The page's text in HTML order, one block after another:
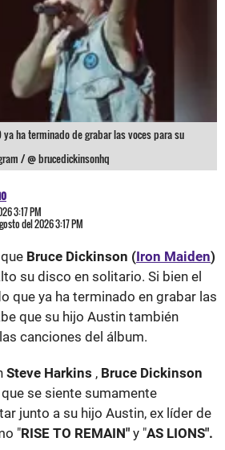
ya ha terminado de grabar las voces para su
/ @ brucedickinsonhq
3:17 PM
del 2026 3:17 PM
Bruce Dickinson (Iron Maiden)
su disco en solitario. Si bien el
que ya ha terminado en grabar las
que su hijo Austin también
canciones del álbum.
Steve Harkins , Bruce Dickinson
se siente sumamente
junto a su hijo Austin, ex líder de
"RISE TO REMAIN" y "AS LIONS".